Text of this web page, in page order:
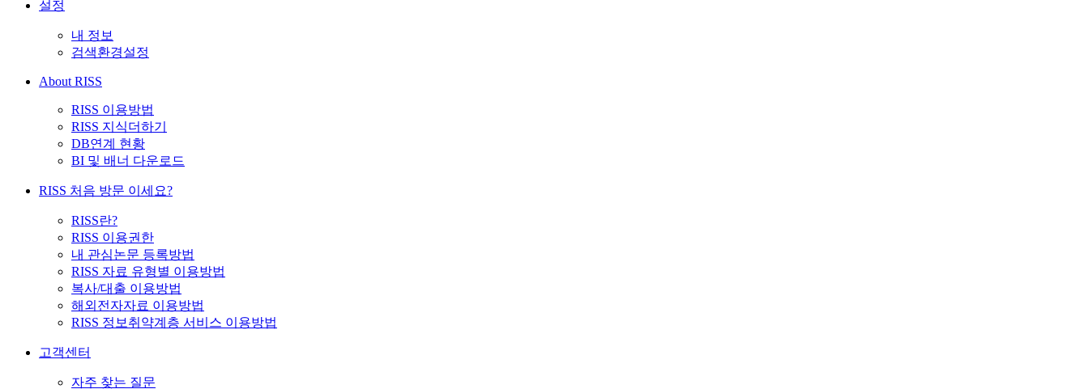
설정
내 정보
검색환경설정
About RISS
RISS 이용방법
RISS 지식더하기
DB연계 현황
BI 및 배너 다운로드
RISS 처음 방문 이세요?
RISS란?
RISS 이용권한
내 관심논문 등록방법
RISS 자료 유형별 이용방법
복사/대출 이용방법
해외전자자료 이용방법
RISS 정보취약계층 서비스 이용방법
고객센터
자주 찾는 질문